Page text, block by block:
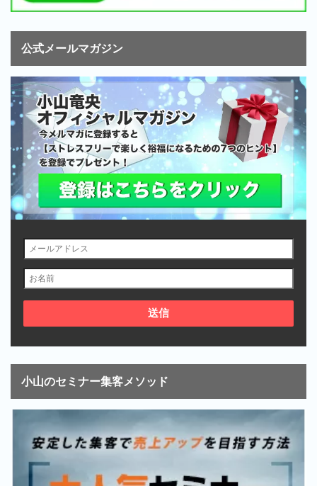
公式メールマガジン
小山のセミナー集客メソッド